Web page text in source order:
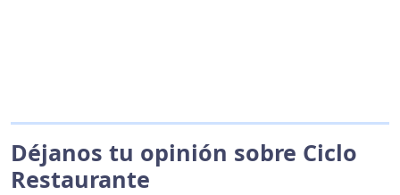
Déjanos tu opinión sobre Ciclo
Restaurante